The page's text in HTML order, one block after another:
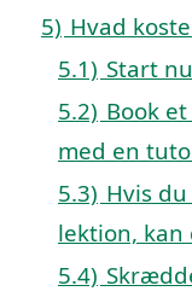
5) Hvad
5.1) Start
5.2) Book
med en
5.3) Hvis
lektion,
5.4)